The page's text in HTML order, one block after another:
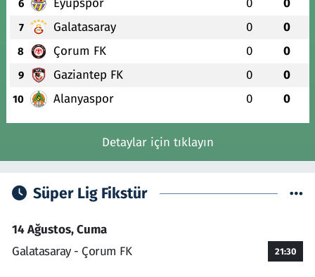
6 Eyüpspor 0 0
7 Galatasaray 0 0
8 Çorum FK 0 0
9 Gaziantep FK 0 0
10 Alanyaspor 0 0
Detaylar için tıklayın
Süper Lig Fikstür
14 Ağustos, Cuma
Galatasaray - Çorum FK
21:30